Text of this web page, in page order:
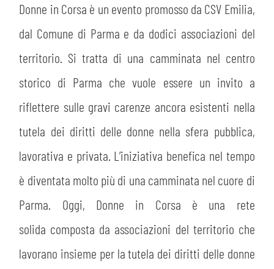
Donne in Corsa è un evento promosso da CSV Emilia,
dal Comune di Parma e da dodici associazioni del
territorio. Si tratta di una camminata nel centro
storico di Parma che vuole essere un invito a
riflettere sulle gravi carenze ancora esistenti nella
tutela dei diritti delle donne nella sfera pubblica,
lavorativa e privata. L’iniziativa benefica nel tempo
è diventata molto più di una camminata nel cuore di
Parma. Oggi, Donne in Corsa è una rete
solida composta da associazioni del territorio che
lavorano insieme per la tutela dei diritti delle donne